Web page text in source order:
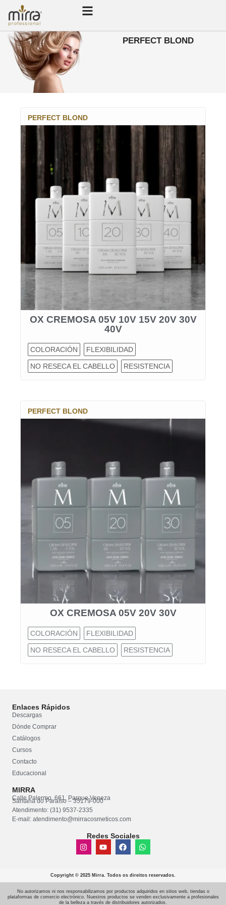
PERFECT BLOND
PERFECT BLOND
OX CREMOSA 05V 10V 15V 20V 30V
40V
COLORACIÓN FLEXIBILIDAD
NO RESECA EL CABELLO RESISTENCIA
PERFECT BLOND
OX CREMOSA 05V 20V 30V
COLORACIÓN FLEXIBILIDAD
NO RESECA EL CABELLO RESISTENCIA
Enlaces Rápidos
Descargas
Dónde Comprar
Catálogos
Cursos
Contacto
Educacional
MIRRA
Calle Palermo, 661, Parque Veneza
Santana do Paraíso – 35179-000
Atendimento: (31) 9537-2335
E-mail: atendimento@mirracosmeticos.com
Redes Sociales
Copyright © 2025 Mirra. Todos os direitos reservados.
No autorizamos ni nos responsabilizamos por productos adquiridos en sitios web, tiendas o
plataformas de comercio electrónico. Nuestros productos se venden exclusivamente a profesionales
de la belleza a través de distribuidores autorizados.